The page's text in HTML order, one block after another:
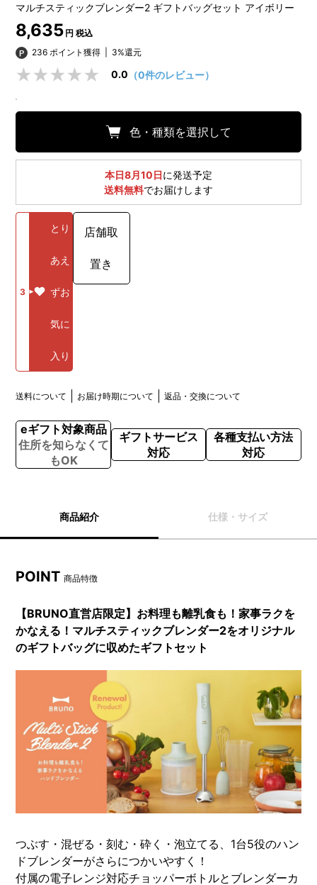
マルチスティックブレンダー2 ギフトバッグセット アイボリー
8,635 円 税込
236 ポイント獲得
3%還元
0.0 （0件のレビュー）
色・種類を選択して
本日8月10日に発送予定
送料無料でお届けします
3
とり
あえ
ずお
気に
入り
店舗取
置き
送料について お届け時期について 返品・交換について
eギフト対象商品
住所を知らなくて
もOK
ギフトサービス
対応
各種支払い方法
対応
商品紹介 仕様・サイズ
POINT商品特徴
【BRUNO直営店限定】お料理も離乳食も！家事ラクを
かなえる！マルチスティックブレンダー2をオリジナル
のギフトバッグに収めたギフトセット
つぶす・混ぜる・刻む・砕く・泡立てる、1台5役のハン
ドブレンダーがさらにつかいやすく！
付属の電子レンジ対応チョッパーボトルとブレンダーカ